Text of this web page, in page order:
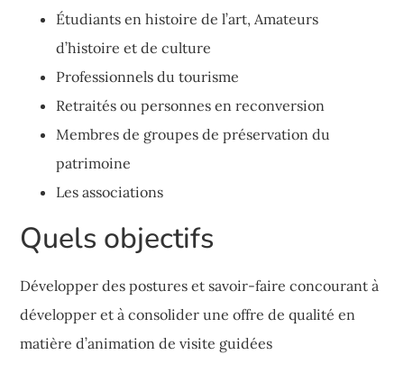
Étudiants en histoire de l’art, Amateurs
d’histoire et de culture
Professionnels du tourisme
Retraités ou personnes en reconversion
Membres de groupes de préservation du
patrimoine
Les associations
Quels objectifs
Développer des postures et savoir-faire concourant à
développer et à consolider une offre de qualité en
matière d’animation de visite guidées